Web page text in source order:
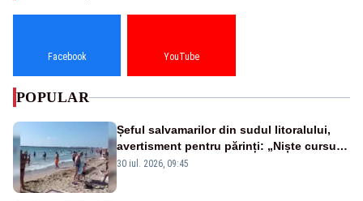
Facebook YouTube
POPULAR
Șeful salvamarilor din sudul litoralului,
avertisment pentru părinți: „Niște cursuri
de înot la piscină nu sunt suficiente”
30 iul. 2026, 09:45